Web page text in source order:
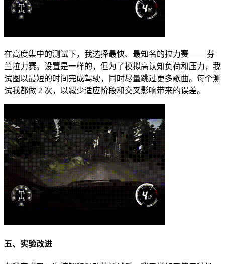
在高度集中的测试下，我选择最快、最知名的拉力赛—— 芬
兰拉力赛。设置是一样的，但为了模拟高认知负荷和压力，我
试图以最短的时间完成驾驶，同时尽量跳过更多歌曲。每个测
试我都做 2 次，以减少适应阶段和交叉影响带来的误差。
五、实验改进